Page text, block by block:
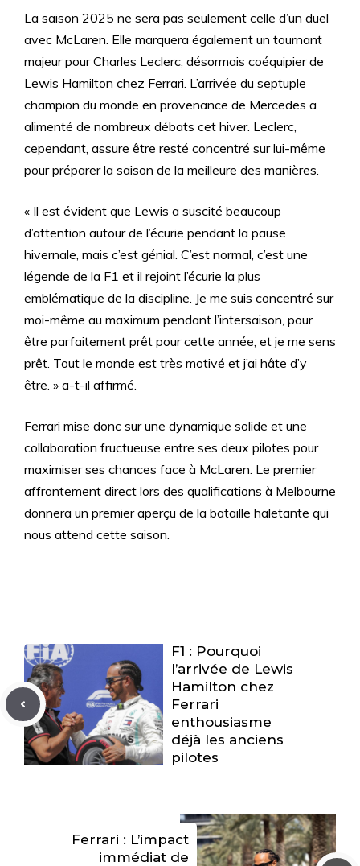
La saison 2025 ne sera pas seulement celle d’un duel
avec McLaren. Elle marquera également un tournant
majeur pour Charles Leclerc, désormais coéquipier de
Lewis Hamilton chez Ferrari. L’arrivée du septuple
champion du monde en provenance de Mercedes a
alimenté de nombreux débats cet hiver. Leclerc,
cependant, assure être resté concentré sur lui-même
pour préparer la saison de la meilleure des manières.
« Il est évident que Lewis a suscité beaucoup
d’attention autour de l’écurie pendant la pause
hivernale, mais c’est génial. C’est normal, c’est une
légende de la F1 et il rejoint l’écurie la plus
emblématique de la discipline. Je me suis concentré sur
moi-même au maximum pendant l’intersaison, pour
être parfaitement prêt pour cette année, et je me sens
prêt. Tout le monde est très motivé et j’ai hâte d’y
être. » a-t-il affirmé.
Ferrari mise donc sur une dynamique solide et une
collaboration fructueuse entre ses deux pilotes pour
maximiser ses chances face à McLaren. Le premier
affrontement direct lors des qualifications à Melbourne
donnera un premier aperçu de la bataille haletante qui
nous attend cette saison.
F1 : Pourquoi
l’arrivée de Lewis
Hamilton chez
Ferrari
enthousiasme
déjà les anciens
pilotes
Ferrari : L’impact
immédiat de